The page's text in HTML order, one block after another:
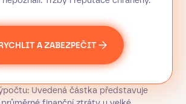
A ZABEZPEČIT
Uvedená částka představuje